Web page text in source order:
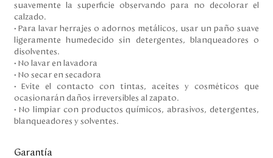
suavemente la superficie observando para no decolorar el
calzado.
• Para lavar herrajes o adornos metálicos, usar un paño suave
ligeramente humedecido sin detergentes, blanqueadores o
disolventes.
• No lavar en lavadora
• No secar en secadora
• Evite el contacto con tintas, aceites y cosméticos que
ocasionarán daños irreversibles al zapato.
• No limpiar con productos químicos, abrasivos, detergentes,
blanqueadores y solventes.
Garantía